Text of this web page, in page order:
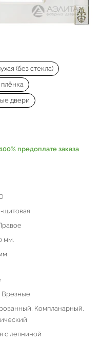
(без стекла)
плёнка
двери
предоплате заказа
щитовая
мм.
Врезные
Компланарный,
с лепниной